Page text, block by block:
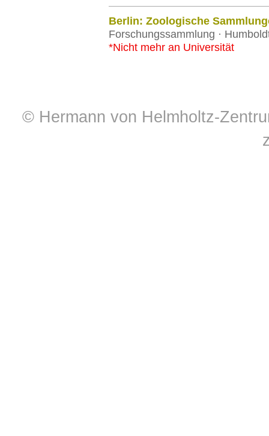
Berlin: Zoologische
Forschungssammlung ·
*Nicht mehr an Universität
© Hermann von Helmholtz-